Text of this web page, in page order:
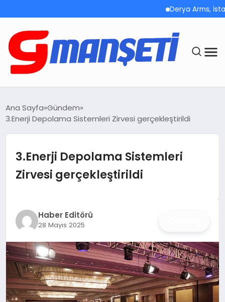
Derya Arms, İstanbul
DEMOLAR
MEGA MENÜ
TEKNOLOJI
İŞ DÜNYASI
ANA DEMO
TEKNOLOJI
Ana Sayfa Gündem
3.Enerji Depolama Sistemleri Zirvesi gerçekleştirildi
3.Enerji Depolama Sistemleri
Zirvesi gerçekleştirildi
Haber Editörü
28 Mayıs 2025